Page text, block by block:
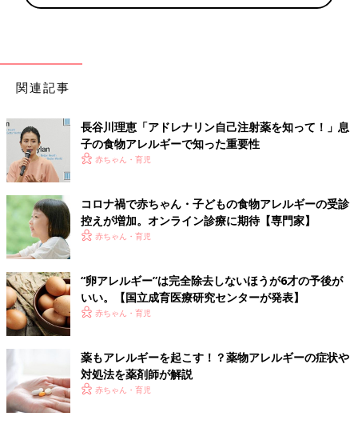
関連記事
長谷川理恵「アドレナリン自己注射薬を知って！」息
子の食物アレルギーで知った重要性
赤ちゃん・育児
コロナ禍で赤ちゃん・子どもの食物アレルギーの受診
控えが増加。オンライン診療に期待【専門家】
赤ちゃん・育児
“卵アレルギー”は完全除去しないほうが6才の予後が
いい。【国立成育医療研究センターが発表】
赤ちゃん・育児
薬もアレルギーを起こす！？薬物アレルギーの症状や
対処法を薬剤師が解説
赤ちゃん・育児